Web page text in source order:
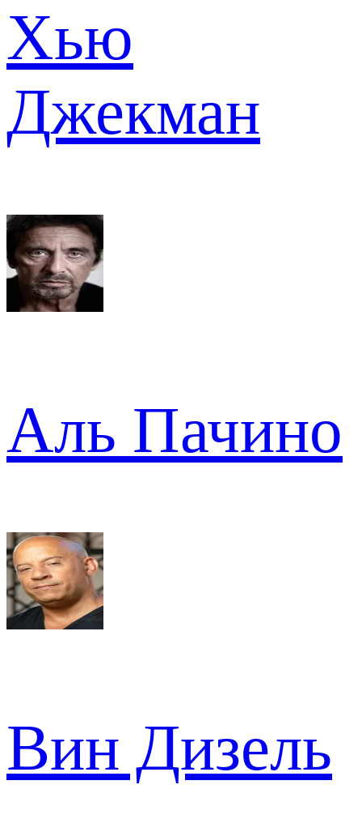
Хью
Джекман
Аль Пачино
Вин Дизель